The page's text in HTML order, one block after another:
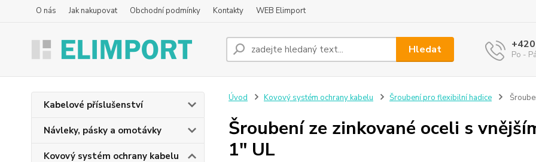
O nás Jak nakupovat Obchodní podmínky Kontakty WEB Elimport
Hledat Po -
Kabelové příslušenství
Návleky, pásky a omotávky
Kovový systém ochrany kabelu
Úvod Kovový systém ochrany kabelu Šroubení pro flexibilní hadice
Šroubení ze zinkované oceli s
1" UL